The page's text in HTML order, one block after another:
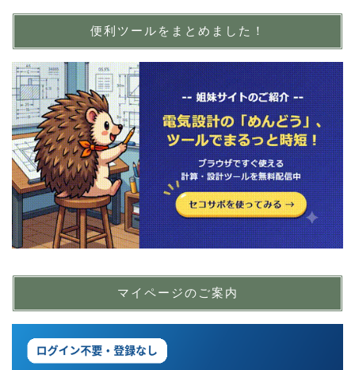
便利ツールをまとめました！
マイページのご案内